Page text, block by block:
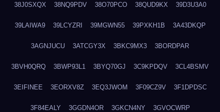
38J0SXQX 38NQ9PDV 38O70PCO 38QUD9KX 39D3U3A0
39LAIWA9 39LCYZRI 39MGWN55 39PXKH1B 3A43DKQP
3AGNJUCU 3ATCGY3X 3BKC9MX3 3BORDPAR
3BVH0QRQ 3BWP93L1 3BYQ70GJ 3C9KPDQV 3CL4BSMV
3EIFINEE 3EORXV8Z 3EQ3JWOM 3F09CZ9V 3F1DPDSC
3F84EALY 3GGDN4OR 3GKCN4NY 3GVOCWRP